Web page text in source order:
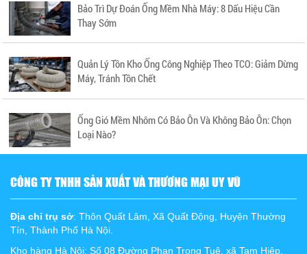
Bảo Trì Dự Đoán Ống Mềm Nhà Máy: 8 Dấu Hiệu Cần
Thay Sớm
Quản Lý Tồn Kho Ống Công Nghiệp Theo TCO: Giảm Dừng
Máy, Tránh Tồn Chết
Ống Gió Mềm Nhôm Có Bảo Ôn Và Không Bảo Ôn: Chọn
Loại Nào?
CÔNG TY TNHH SẢN XUẤT VÀ THƯƠNG MẠI UY VŨ
Địa chỉ trụ sở: Thôn Quất Lâm, Xã Quất Động, Huyện Thường
Tín, Thành Phố Hà Nội.
Kho hàng Hà Nội: Số 08 Đường Phan Trọng Tuệ, xã Tam Hiệp,